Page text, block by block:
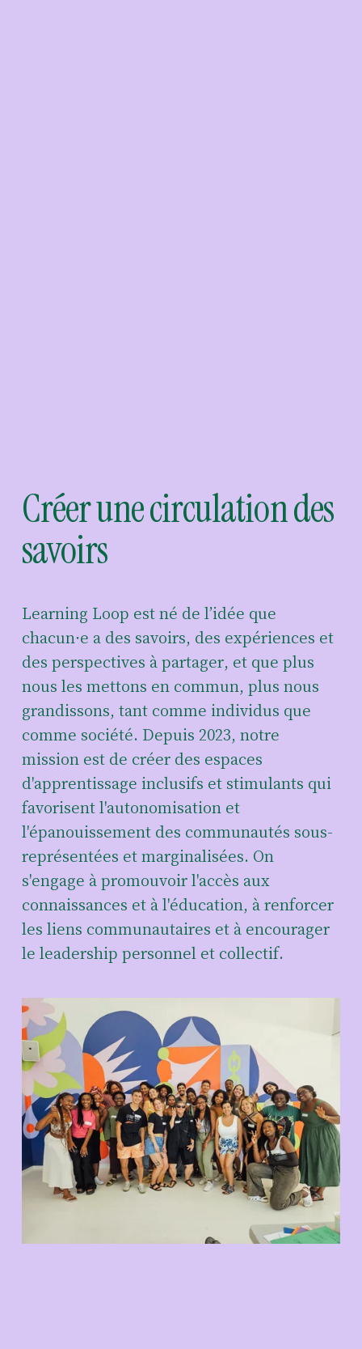
Créer une circulation des
savoirs
Learning Loop est né de l’idée que
chacun·e a des savoirs, des expériences et
des perspectives à partager, et que plus
nous les mettons en commun, plus nous
grandissons, tant comme individus que
comme société. Depuis 2023, notre
mission est de créer des espaces
d'apprentissage inclusifs et stimulants qui
favorisent l'autonomisation et
l'épanouissement des communautés sous-
représentées et marginalisées. On
s'engage à promouvoir l'accès aux
connaissances et à l'éducation, à renforcer
les liens communautaires et à encourager
le leadership personnel et collectif.